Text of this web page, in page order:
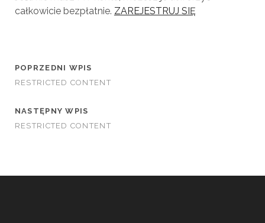
całkowicie bezpłatnie. ZAREJESTRUJ SIĘ
POPRZEDNI WPIS
RESTRICTED CONTENT
NASTĘPNY WPIS
RESTRICTED CONTENT